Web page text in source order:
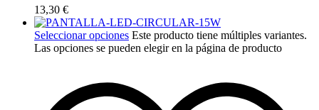
13,30 €
Seleccionar opciones Este producto tiene múltiples variantes.
Las opciones se pueden elegir en la página de producto